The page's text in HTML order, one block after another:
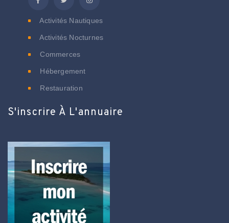
Activités Nautiques
Activités Nocturnes
Commerces
Hébergement
Restauration
S'inscrire À L'annuaire